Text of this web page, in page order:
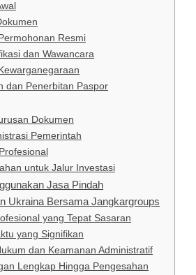
Resmi
dan Wawancara
dan Penerbitan Paspor
Dokumen
Pemerintah
untuk Jalur Investasi
Jasa Pindah
Ukraina Bersama Jangkargroups
yang Tepat Sasaran
yang Signifikan
dan Keamanan Administratif
Lengkap Hingga Pengesahan